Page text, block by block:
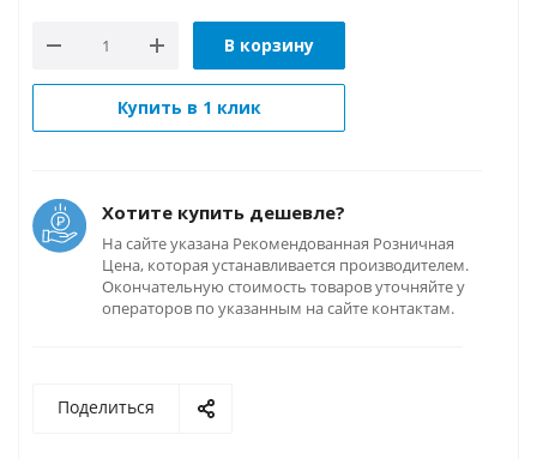
В корзину
Купить в 1 клик
Хотите купить дешевле?
На сайте указана Рекомендованная Розничная
Цена, которая устанавливается производителем.
Окончательную стоимость товаров уточняйте у
операторов по указанным на сайте контактам.
Поделиться